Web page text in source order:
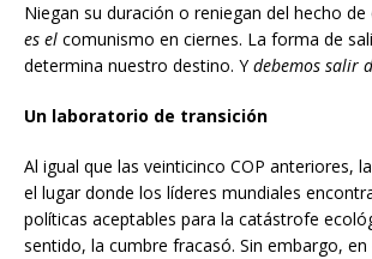
Niegan su duración o reniegan del hecho
es el comunismo en ciernes. La forma de
determina nuestro destino. Ydebemos salir
Un laboratorio de transición
Al igual que las veinticinco COP anteriores,
el lugar donde los líderes mundiales
políticas aceptables para la catástrofe
sentido, la cumbre fracasó. Sin embargo,